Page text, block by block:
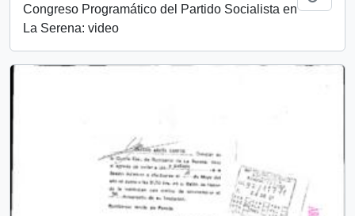
Congreso Programático del Partido Socialista en
La Serena: video